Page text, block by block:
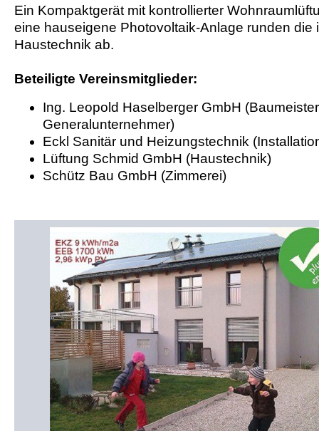
Ein Kompaktgerät mit kontrollierter
eine hauseigene Photovoltaik-Anlage runden die
Haustechnik ab.
Beteiligte Vereinsmitglieder:
Ing. Leopold Haselberger GmbH
Generalunternehmer)
Eckl Sanitär und Heizungstechnik
Lüftung Schmid GmbH (Haustechnik)
Schütz Bau GmbH (Zimmerei)